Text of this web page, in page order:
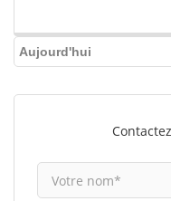
Aujourd'hui